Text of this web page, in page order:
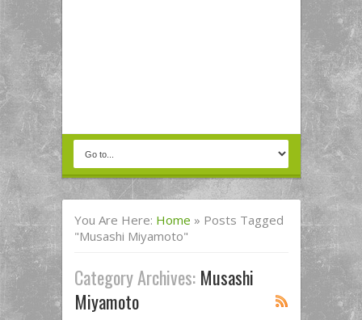
You Are Here: Home » Posts Tagged
"Musashi Miyamoto"
Category Archives: Musashi
Miyamoto